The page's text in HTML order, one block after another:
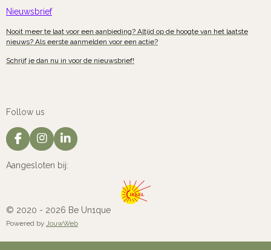
Nieuwsbrief
Nooit meer te laat voor een aanbieding? Altijd op de hoogte van het laatste
nieuws? Als eerste aanmelden voor een actie?
Schrijf je dan nu in voor de nieuwsbrief!
Follow us
F
a
c
o
k
I
n
s
r
a
m
L
i
n
I
n
Aangesloten bij:
© 2020 - 2026 Be Un1que
Powered by JouwWeb